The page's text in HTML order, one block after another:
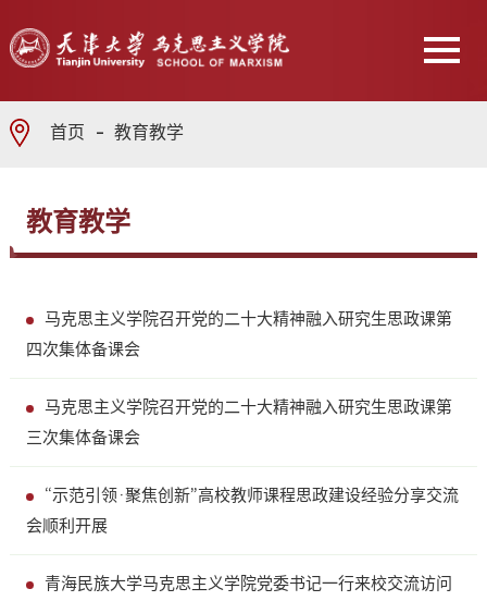
首页 教育教学
教育教学
马克思主义学院召开党的二十大精神融入研究生思政课第
四次集体备课会
马克思主义学院召开党的二十大精神融入研究生思政课第
三次集体备课会
“示范引领·聚焦创新”高校教师课程思政建设经验分享交流
会顺利开展
青海民族大学马克思主义学院党委书记一行来校交流访问